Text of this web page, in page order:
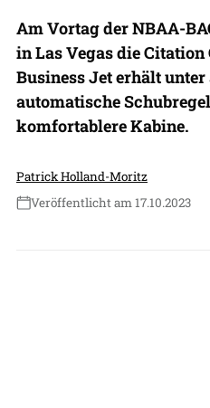
Am Vortag der NBAA-
in Las Vegas die
Business Jet erhält unter
automatische
komfortablere Kabine.
Patrick Holland-Moritz
Veröffentlicht am 17.10.2023